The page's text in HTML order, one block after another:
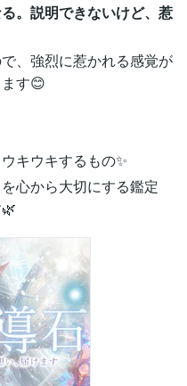
。説明できないけど、惹
、強烈に惹かれる感覚が
す😊
キウキするもの✨
心から大切にする鑑定